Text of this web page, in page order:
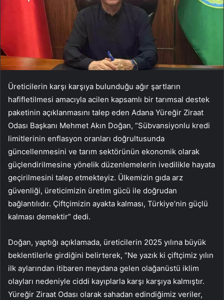
Üreticilerin karşı karşıya bulunduğu ağır şartların
hafifletilmesi amacıyla acilen kapsamlı bir tarımsal destek
paketinin açıklanmasını talep eden Adana Yüreğir Ziraat
Odası Başkanı Mehmet Akın Doğan, “Sübvansiyonlu kredi
limitlerinin enflasyon oranları doğrultusunda
güncellenmesini ve tarım sektörünün ekonomik olarak
güçlendirilmesine yönelik düzenlemelerin ivedilikle hayata
geçirilmesini talep etmekteyiz. Ülkemizin gıda arz
güvenliği, üreticimizin üretim gücü ile doğrudan
bağlantılıdır. Çiftçimizin ayakta kalması, Türkiye’nin güçlü
kalması demektir” dedi.
Doğan, yaptığı açıklamada, üreticilerin 2025 yılına büyük
beklentilerle girdiğini belirterek, “Ne yazık ki çiftçimiz yılın
ilk aylarından itibaren meydana gelen olağanüstü iklim
olayları nedeniyle ciddi kayıplarla karşı karşıya kalmıştır.
Yüreğir Ziraat Odası olarak sahadan edindiğimiz veriler,